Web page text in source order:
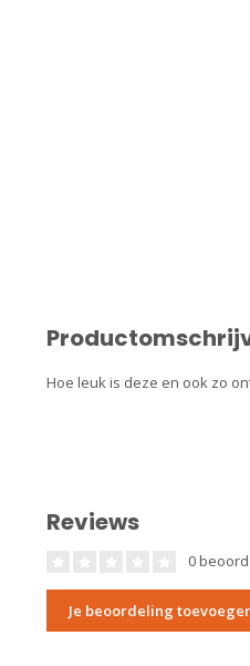
Hoe leuk is deze en ook zo
Reviews
0
Je beoordeling